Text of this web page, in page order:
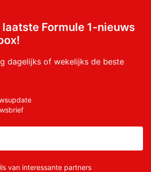
Formule 1-nieuws
dagelijks of wekelijks de beste
van interessante partners